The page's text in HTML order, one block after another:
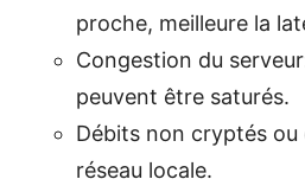
proche, meilleure la
Congestion du
peuvent être saturés.
Débits non cryptés
réseau locale.